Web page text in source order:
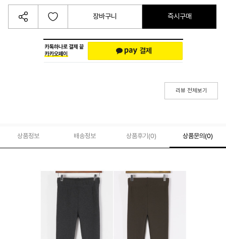
장바구니 즉시구매
리뷰 전체보기
상품정보 배송정보 상품후기(0) 상품문의 (0)